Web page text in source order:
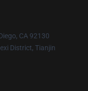
CA 92130
District, Tianjin